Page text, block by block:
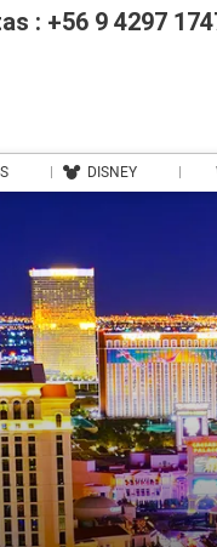
: +56 9 4297
DISNEY